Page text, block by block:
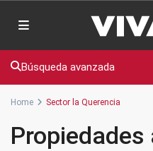
Búsqueda avanzada
Home Sector la Querencia